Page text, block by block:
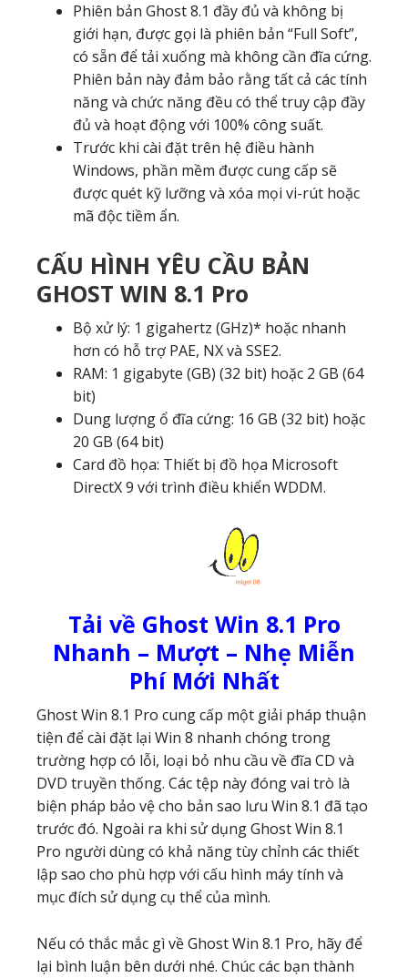
Phiên bản Ghost 8.1 đầy đủ và không bị
giới hạn, được gọi là phiên bản “Full Soft”,
có sẵn để tải xuống mà không cần đĩa cứng.
Phiên bản này đảm bảo rằng tất cả các tính
năng và chức năng đều có thể truy cập đầy
đủ và hoạt động với 100% công suất.
Trước khi cài đặt trên hệ điều hành
Windows, phần mềm được cung cấp sẽ
được quét kỹ lưỡng và xóa mọi vi-rút hoặc
mã độc tiềm ẩn.
CẤU HÌNH YÊU CẦU BẢN
GHOST WIN 8.1 Pro
Bộ xử lý: 1 gigahertz (GHz)* hoặc nhanh
hơn có hỗ trợ PAE, NX và SSE2.
RAM: 1 gigabyte (GB) (32 bit) hoặc 2 GB (64
bit)
Dung lượng ổ đĩa cứng: 16 GB (32 bit) hoặc
20 GB (64 bit)
Card đồ họa: Thiết bị đồ họa Microsoft
DirectX 9 với trình điều khiển WDDM.
Tải về Ghost Win 8.1 Pro
Nhanh – Mượt – Nhẹ Miễn
Phí Mới Nhất
Ghost Win 8.1 Pro cung cấp một giải pháp thuận
tiện để cài đặt lại Win 8 nhanh chóng trong
trường hợp có lỗi, loại bỏ nhu cầu về đĩa CD và
DVD truyền thống. Các tệp này đóng vai trò là
biện pháp bảo vệ cho bản sao lưu Win 8.1 đã tạo
trước đó. Ngoài ra khi sử dụng Ghost Win 8.1
Pro người dùng có khả năng tùy chỉnh các thiết
lập sao cho phù hợp với cấu hình máy tính và
mục đích sử dụng cụ thể của mình.
Nếu có thắc mắc gì về Ghost Win 8.1 Pro, hãy để
lại bình luận bên dưới nhé. Chúc các bạn thành